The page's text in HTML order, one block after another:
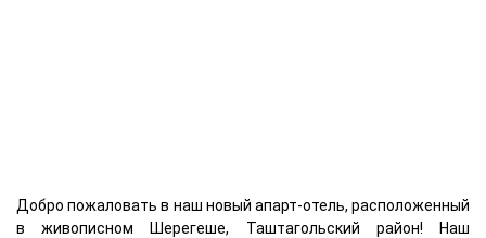
Добро пожаловать в наш новый апарт-отель, расположенный
в живописном Шерегеше, Таштагольский район! Наш